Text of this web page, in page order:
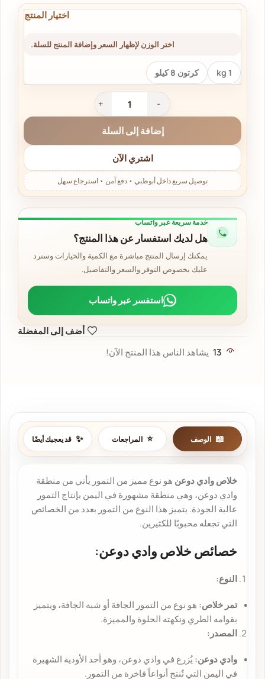
اختر الوزن لإظهار السعر وإضافة المنتج للسلة.
1 kg كرتون 8 كيلو
إضافة إلى السلة
اشتري الآن
خدمة سريعة عبر واتساب
هل لديك استفسار عن هذا المنتج؟
يمكنك إرسال المنتج مباشرة مع الكمية والخيارات وسنرد
عليك بخصوص التوفر والسعر والتفاصيل.
استفسر عبر واتساب
أضف إلى المفضلة
13 يشاهد الناس هذا المنتج الآن!
الوصف المراجعات قد يعجبك أيضًا
خلاص وادي دوعن هو نوع مميز من التمور يأتي من منطقة
وادي دوعن، وهي منطقة مشهورة في اليمن بإنتاج التمور
عالية الجودة. يتميز هذا النوع من التمور بعدد من الخصائص
التي تجعله محبوبًا للكثيرين.
خصائص خلاص وادي دوعن:
النوع:
تمر خلاص: هو نوع من التمور الجافة أو شبه الجافة، ويتميز
بقوامه الطري ونكهته الحلوة والمميزة.
المصدر:
وادي دوعن:يُزرع في وادي دوعن، وهو أحد الأودية الشهيرة
في اليمن التي تُنتج أنواعاً فاخرة من التمور.